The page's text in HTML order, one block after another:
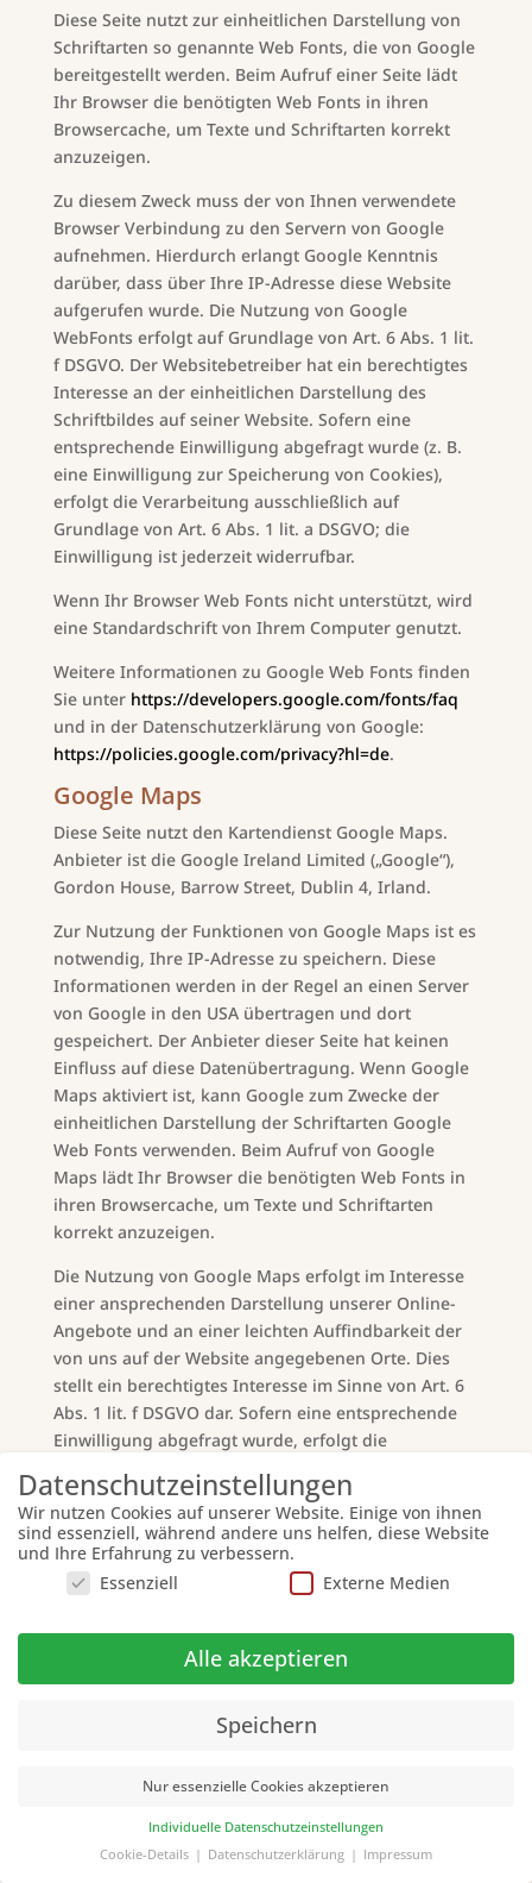
Diese Seite nutzt zur einheitlichen Darstellung von
Schriftarten so genannte Web Fonts, die von Google
bereitgestellt werden. Beim Aufruf einer Seite lädt
Ihr Browser die benötigten Web Fonts in ihren
Browsercache, um Texte und Schriftarten korrekt
anzuzeigen.
Zu diesem Zweck muss der von Ihnen verwendete
Browser Verbindung zu den Servern von Google
aufnehmen. Hierdurch erlangt Google Kenntnis
darüber, dass über Ihre IP-Adresse diese Website
aufgerufen wurde. Die Nutzung von Google
WebFonts erfolgt auf Grundlage von Art. 6 Abs. 1 lit.
f DSGVO. Der Websitebetreiber hat ein berechtigtes
Interesse an der einheitlichen Darstellung des
Schriftbildes auf seiner Website. Sofern eine
entsprechende Einwilligung abgefragt wurde (z. B.
eine Einwilligung zur Speicherung von Cookies),
erfolgt die Verarbeitung ausschließlich auf
Grundlage von Art. 6 Abs. 1 lit. a DSGVO; die
Einwilligung ist jederzeit widerrufbar.
Wenn Ihr Browser Web Fonts nicht unterstützt, wird
eine Standardschrift von Ihrem Computer genutzt.
Weitere Informationen zu Google Web Fonts finden
Sie unter https://developers.google.com/fonts/faq
und in der Datenschutzerklärung von Google:
https://policies.google.com/privacy?hl=de.
Google Maps
Diese Seite nutzt den Kartendienst Google Maps.
Anbieter ist die Google Ireland Limited („Google“),
Gordon House, Barrow Street, Dublin 4, Irland.
Zur Nutzung der Funktionen von Google Maps ist es
notwendig, Ihre IP-Adresse zu speichern. Diese
Informationen werden in der Regel an einen Server
von Google in den USA übertragen und dort
gespeichert. Der Anbieter dieser Seite hat keinen
Einfluss auf diese Datenübertragung. Wenn Google
Maps aktiviert ist, kann Google zum Zwecke der
einheitlichen Darstellung der Schriftarten Google
Web Fonts verwenden. Beim Aufruf von Google
Maps lädt Ihr Browser die benötigten Web Fonts in
ihren Browsercache, um Texte und Schriftarten
korrekt anzuzeigen.
Die Nutzung von Google Maps erfolgt im Interesse
einer ansprechenden Darstellung unserer Online-
Angebote und an einer leichten Auffindbarkeit der
von uns auf der Website angegebenen Orte. Dies
stellt ein berechtigtes Interesse im Sinne von Art. 6
Abs. 1 lit. f DSGVO dar. Sofern eine entsprechende
Einwilligung abgefragt wurde, erfolgt die
6 Abs. 1 lit. a DSGVO; die Einwilligung ist jederzeit
widerrufbar.
Die Datenübertragung in die USA wird auf die
Standardvertragsklauseln der EU-Kommission
https://privacy.google.com/businesses/gdprcontroll
finden Sie in der Datenschutzerklärung von Google:
https://policies.google.com/privacy?hl=de
Google reCAPTCHA
Datenschutzeinstellungen
Wir nutzen Cookies auf unserer Website. Einige von ihnen
sind essenziell, während andere uns helfen, diese Website
und Ihre Erfahrung zu verbessern.
Essenziell
Externe Medien
Alle akzeptieren
Speichern
Nur essenzielle Cookies akzeptieren
Individuelle Datenschutzeinstellungen
Cookie-Details
Datenschutzerklärung Impressum